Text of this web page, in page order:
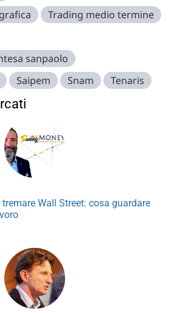
Trading medio termine
sanpaolo
Saipem Snam Tenaris
Wall Street: cosa guardare